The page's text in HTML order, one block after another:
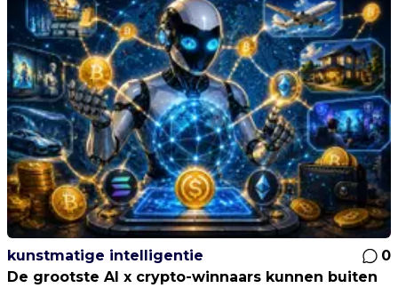
kunstmatige intelligentie
0
De grootste AI x crypto-winnaars kunnen buiten